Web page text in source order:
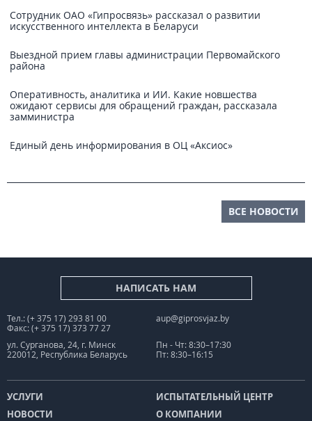
Сотрудник ОАО «Гипросвязь» рассказал о развитии
искусственного интеллекта в Беларуси
Выездной прием главы администрации Первомайского
района
Оперативность, аналитика и ИИ. Какие новшества
ожидают сервисы для обращений граждан, рассказала
замминистра
Единый день информирования в ОЦ «Аксиос»
ВСЕ НОВОСТИ
НАПИСАТЬ НАМ
Тел.: (+ 375 17) 293 81 00
Факс: (+ 375 17) 373 77 27
aup@giprosvjaz.by
ул. Сурганова, 24, г. Минск
220012, Республика Беларусь
Пн - Чт: 8:30–17:30
Пт: 8:30–16:15
УСЛУГИ
ИСПЫТАТЕЛЬНЫЙ ЦЕНТР
НОВОСТИ
О КОМПАНИИ